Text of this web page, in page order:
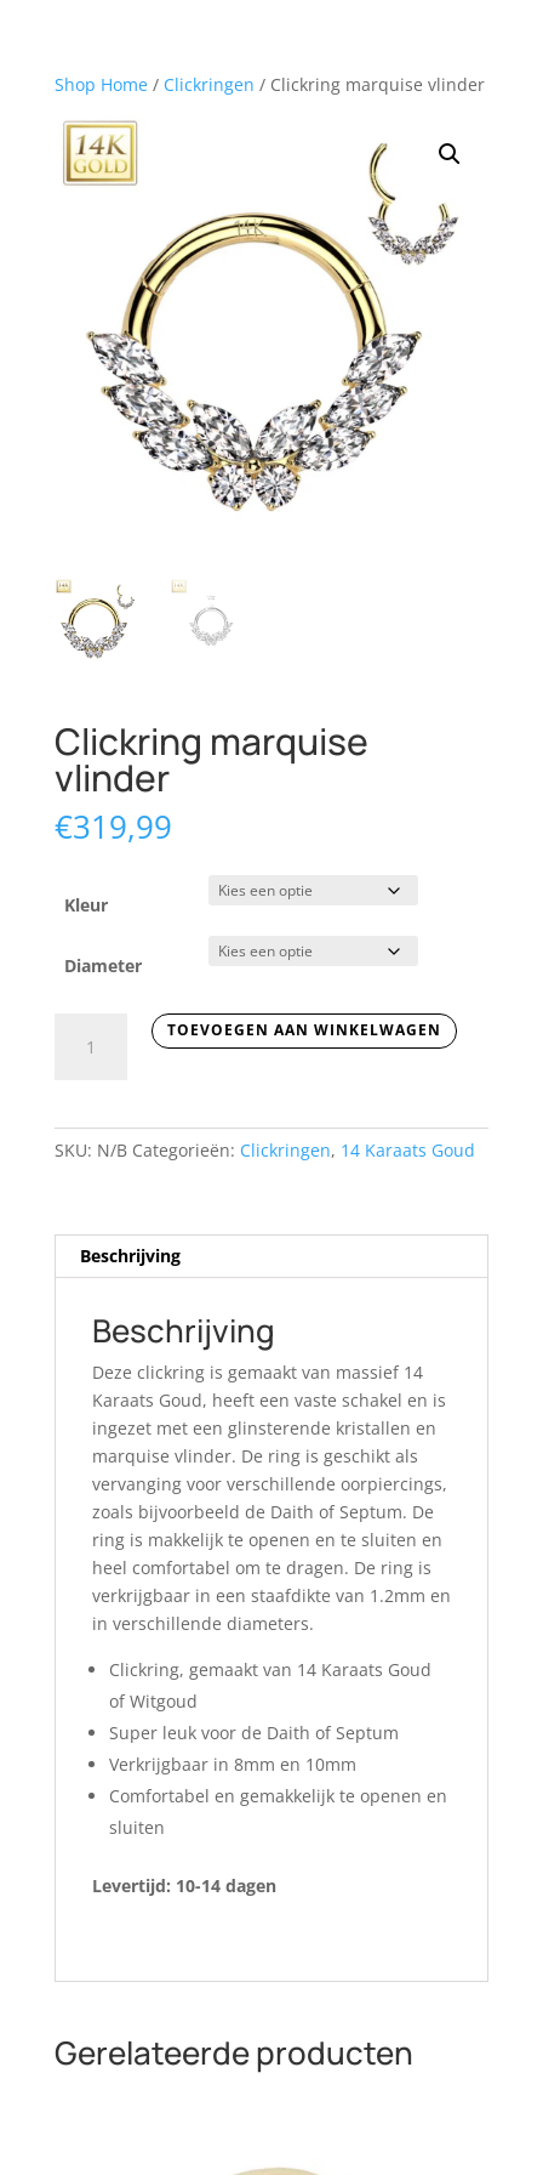
Shop Home/ Clickringen / Clickring marquise vlinder
Clickring marquise
vlinder
€319,99
Kleur
Diameter
marquise
TOEVOEGEN AAN WINKELWAGEN
SKU: N/B Categorieën: Clickringen, 14 Karaats Goud
Beschrijving
Beschrijving
Deze clickring is gemaakt van massief 14
Karaats Goud, heeft een vaste schakel en is
ingezet met een glinsterende kristallen en
marquise vlinder. De ring is geschikt als
vervanging voor verschillende oorpiercings,
zoals bijvoorbeeld de Daith of Septum. De
ring is makkelijk te openen en te sluiten en
heel comfortabel om te dragen. De ring is
verkrijgbaar in een staafdikte van 1.2mm en
in verschillende diameters.
Clickring, gemaakt van 14 Karaats Goud
of Witgoud
Super leuk voor de Daith of Septum
Verkrijgbaar in 8mm en 10mm
Comfortabel en gemakkelijk te openen en
sluiten
Levertijd: 10-14 dagen
Gerelateerde producten